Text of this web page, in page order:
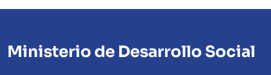
Ministerio de Desarrollo Social